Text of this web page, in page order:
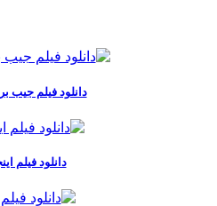
دانلود فیلم جیب
دانلود فیلم